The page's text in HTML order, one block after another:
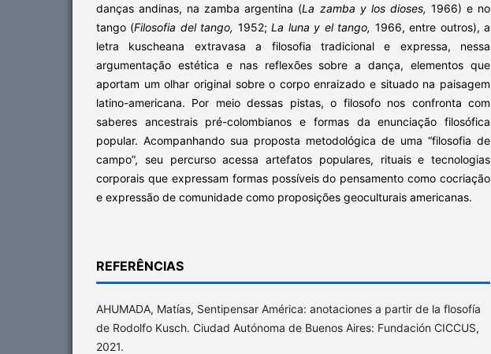
danças andinas, na zamba argentina (La zamba y los dioses, 1966) e no
tango (Filosofia del tango, 1952;La luna y el tango, 1966, entre outros), a
letra kuscheana extravasa a filosofia tradicional e expressa, nessa
argumentação estética e nas reflexões sobre a dança, elementos que
aportam um olhar original sobre o corpo enraizado e situado na paisagem
latino-americana. Por meio dessas pistas, o filosofo nos confronta com
saberes ancestrais pré-colombianos e formas da enunciação filosófica
popular. Acompanhando sua proposta metodológica de uma “filosofia de
campo”, seu percurso acessa artefatos populares, rituais e tecnologias
corporais que expressam formas possíveis do pensamento como cocriação
e expressão de comunidade como proposições geoculturais americanas.
REFERÊNCIAS
AHUMADA, Matías, Sentipensar América: anotaciones a partir de la flosofía
de Rodolfo Kusch. Ciudad Autónoma de Buenos Aires: Fundación CICCUS,
2021.